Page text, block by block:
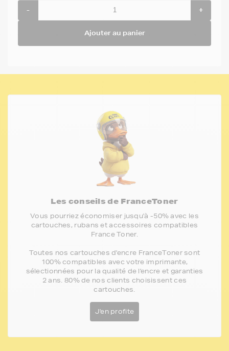
- +
Ajouter au panier
Les conseils de FranceToner
Vous pourriez économiser jusqu'à -50% avec les
cartouches, rubans et accessoires compatibles
France Toner.
Toutes nos cartouches d'encre FranceToner sont
100% compatibles avec votre imprimante,
sélectionnées pour la qualité de l'encre et garanties
2 ans. 80% de nos clients choisissent ces
cartouches.
J'en profite